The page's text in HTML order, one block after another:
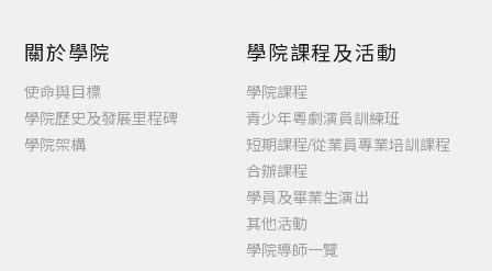
關於學院
使命與目標
學院歷史及發展里程碑
學院架構
學院課程及活動
學院課程
青少年粵劇演員訓練班
短期課程/從業員專業培訓課程
合辦課程
學員及畢業生演出
其他活動
學院導師一覽